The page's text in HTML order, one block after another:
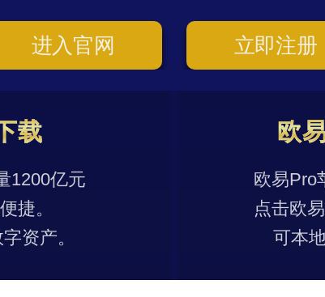
进入官网 立即注册
载
1200亿元
捷。
资产。
欧
欧易Pro
点击欧
可本